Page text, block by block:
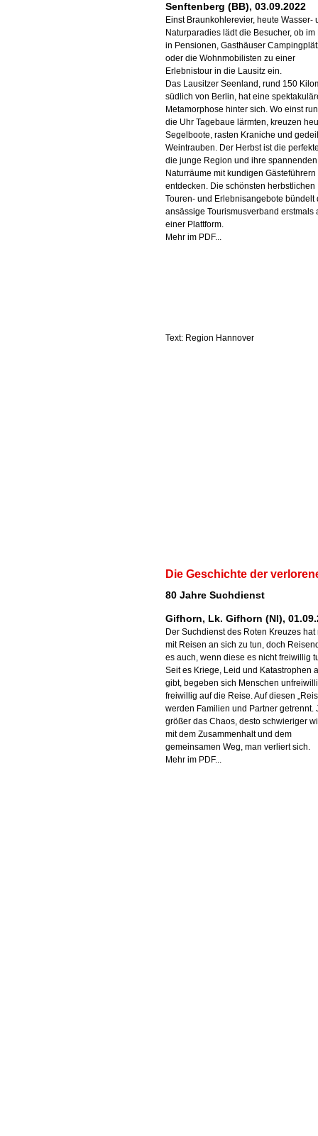
Senftenberg (BB), 03.09.2022
Einst Braunkohlerevier, heute Wasser-
Naturparadies lädt die Besucher, ob im
in Pensionen, Gasthäuser
oder die Wohnmobilisten zu einer
Erlebnistour in die Lausitz ein.
Das Lausitzer Seenland, rund 150
südlich von Berlin, hat eine
Metamorphose hinter sich. Wo einst
die Uhr Tagebaue lärmten, kreuzen
Segelboote, rasten Kraniche und
Weintrauben. Der Herbst ist die
die junge Region und ihre spannenden
Naturräume mit kundigen Gästeführern
entdecken. Die schönsten herbstlichen
Touren- und Erlebnisangebote bündelt
ansässige Tourismusverband erstmals
einer Plattform.
Mehr im PDF...
Text: Region Hannover
Die Geschichte der
80 Jahre Suchdienst
Gifhorn, Lk. Gifhorn (NI),
Der Suchdienst des Roten Kreuzes hat
mit Reisen an sich zu tun, doch
es auch, wenn diese es nicht freiwillig
Seit es Kriege, Leid und Katastrophen
gibt, begeben sich Menschen
freiwillig auf die Reise. Auf diesen
werden Familien und Partner getrennt.
größer das Chaos, desto schwieriger
mit dem Zusammenhalt und dem
gemeinsamen Weg, man verliert sich.
Mehr im PDF...